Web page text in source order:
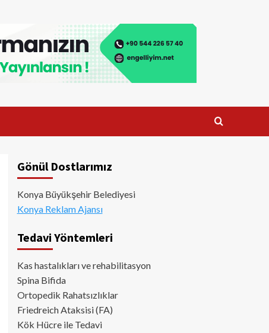
Gönül Dostlarımız
Konya Büyükşehir Belediyesi
Konya Reklam Ajansı
Tedavi Yöntemleri
Kas hastalıkları ve rehabilitasyon
Spina Bifida
Ortopedik Rahatsızlıklar
Friedreich Ataksisi (FA)
Kök Hücre ile Tedavi